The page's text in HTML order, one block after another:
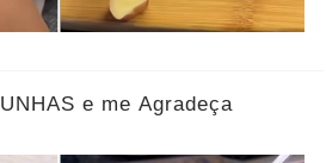
e me Agradeça